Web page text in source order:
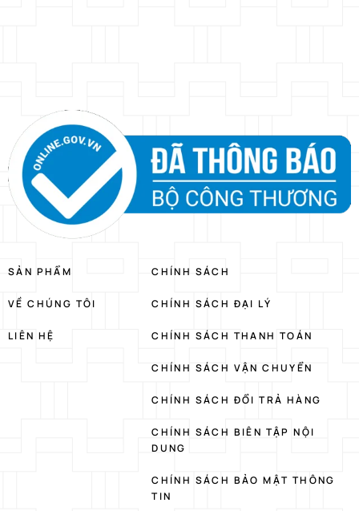
SẢN PHẨM
VỀ CHÚNG TÔI
LIÊN HỆ
CHÍNH SÁCH
CHÍNH SÁCH ĐẠI LÝ
CHÍNH SÁCH THANH TOÁN
CHÍNH SÁCH VẬN CHUYỂN
CHÍNH SÁCH ĐỔI TRẢ HÀNG
CHÍNH SÁCH BIÊN TẬP NỘI
DUNG
CHÍNH SÁCH BẢO MẬT THÔNG
TIN